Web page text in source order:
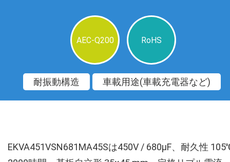
AEC-Q200 RoHS
耐振動構造 車載用途(車載充電器など)
EKVA451VSN681MA45Sは450V / 680µF、耐久性